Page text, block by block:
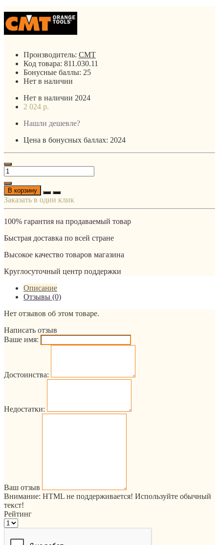
Производитель: CMT
Код товара: 811.030.11
Бонусные баллы: 25
Нет в наличии
Нет в наличии 2024
2 024 р.
Нашли дешевле?
Цена в бонусных баллах: 2024
В корзину
Заказать в один клик
100% гарантия на продаваемый товар
Быстрая доставка по всей стране
Высокое качество товаров магазина
Круглосуточный центр поддержки
Описание
Отзывы (0)
Нет отзывов об этом товаре.
Написать отзыв
Ваше имя:
Достоинства:
Недостатки:
Ваш отзыв
Внимание: HTML не поддерживается! Используйте обычный
текст!
Рейтинг